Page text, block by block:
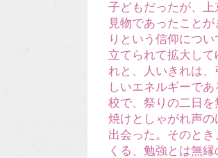
子どもだったが、
見物であったこと
りという信仰につ
立てられて拡大し
れと、人いきれは
しいエネルギーで
校で、祭りの二日
焼けとしゃがれ声
出会った。そのと
くる、勉強とは無